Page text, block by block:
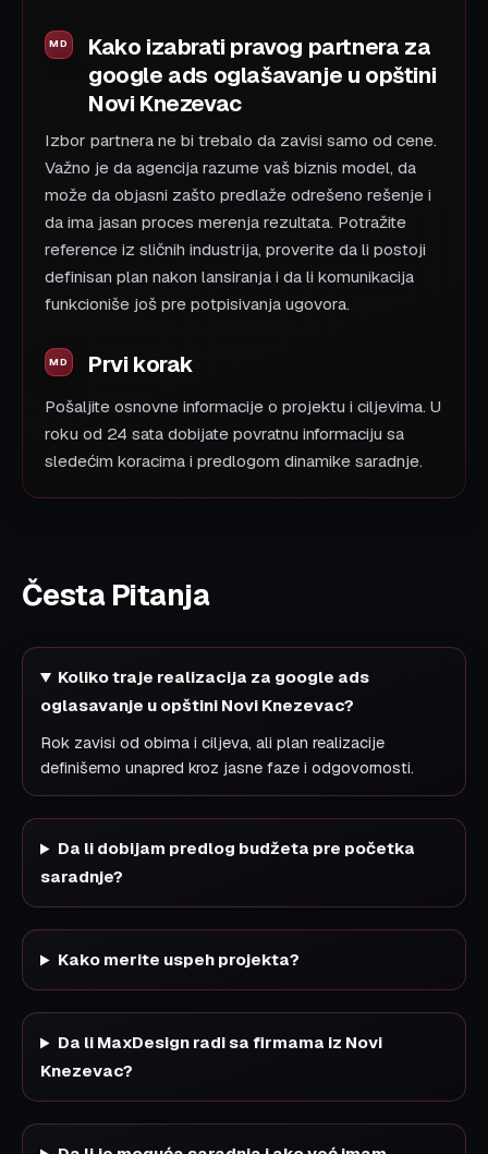
Kako izabrati pravog partnera za
google ads oglašavanje u opštini
Novi Knezevac
Izbor partnera ne bi trebalo da zavisi samo od cene.
Važno je da agencija razume vaš biznis model, da
može da objasni zašto predlaže odrešeno rešenje i
da ima jasan proces merenja rezultata. Potražite
reference iz sličnih industrija, proverite da li postoji
definisan plan nakon lansiranja i da li komunikacija
funkcioniše još pre potpisivanja ugovora.
Prvi korak
Pošaljite osnovne informacije o projektu i ciljevima. U
roku od 24 sata dobijate povratnu informaciju sa
sledećim koracima i predlogom dinamike saradnje.
Česta Pitanja
Koliko traje realizacija za google ads
oglasavanje u opštini Novi Knezevac?
Rok zavisi od obima i ciljeva, ali plan realizacije
definišemo unapred kroz jasne faze i odgovornosti.
Da li dobijam predlog budžeta pre početka
saradnje?
Kako merite uspeh projekta?
Da li MaxDesign radi sa firmama iz Novi
Knezevac?